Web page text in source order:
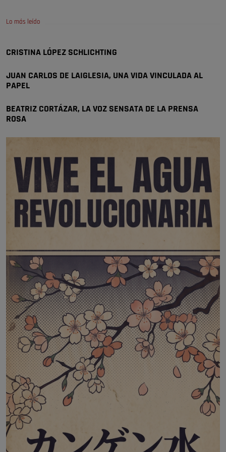
🔴 EXCLUSIVA | El comisario de la …
se va porke no tiene piscina 🤪🤪🤪
🔴 EXCLUSIVA | El comisario de la …
Lo más leído
CRISTINA LÓPEZ SCHLICHTING
JUAN CARLOS DE LAIGLESIA, UNA VIDA VINCULADA AL
PAPEL
BEATRIZ CORTÁZAR, LA VOZ SENSATA DE LA PRENSA
ROSA